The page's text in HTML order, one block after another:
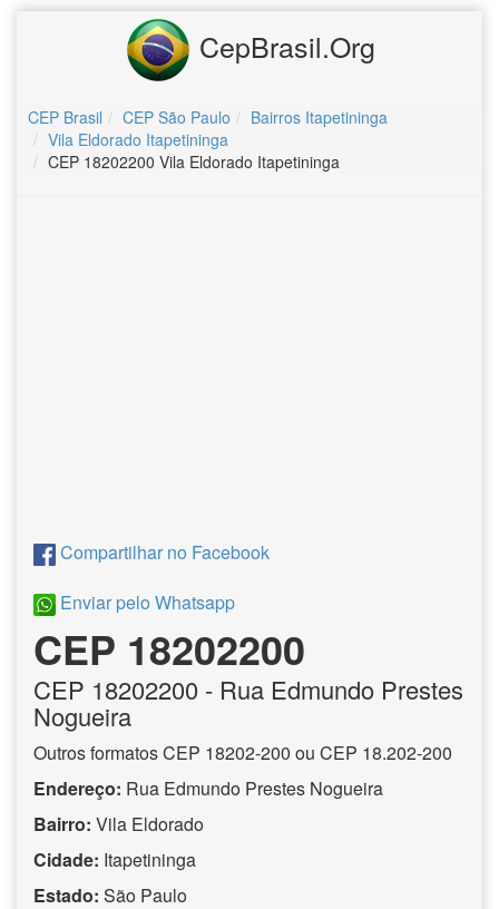
CepBrasil.Org
CEP Brasil CEP São Paulo
Bairros Itapetininga
Vila Eldorado Itapetininga
CEP 18202200 Vila Eldorado Itapetininga
Compartilhar no Facebook
Enviar pelo Whatsapp
CEP 18202200
CEP 18202200 - Rua Edmundo Prestes
Nogueira
Outros formatos CEP 18202-200 ou CEP 18.202-200
Endereço: Rua Edmundo Prestes Nogueira
Bairro: Vila Eldorado
Cidade: Itapetininga
Estado: São Paulo